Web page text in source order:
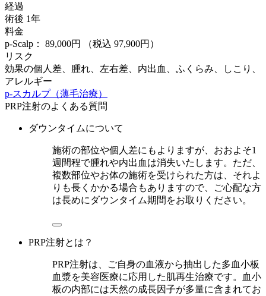
経過
術後 1年
料金
p-Scalp： 89,000円
（税込 97,900円）
リスク
効果の個人差、腫れ、左右差、内出血、ふくらみ、しこり、
アレルギー
p-スカルプ（薄毛治療）
PRP注射のよくある質問
ダウンタイムについて
施術の部位や個人差にもよりますが、おおよそ1
週間程で腫れや内出血は消失いたします。ただ、
複数部位やお体の施術を受けられた方は、それよ
りも長くかかる場合もありますので、ご心配な方
は長めにダウンタイム期間をお取りください。
PRP注射とは？
PRP注射は、ご自身の血液から抽出した多血小板
血漿を美容医療に応用した肌再生治療です。血小
板の内部には天然の成長因子が多量に含まれてお